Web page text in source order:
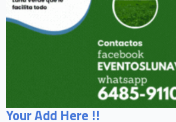
Your Add Here !!